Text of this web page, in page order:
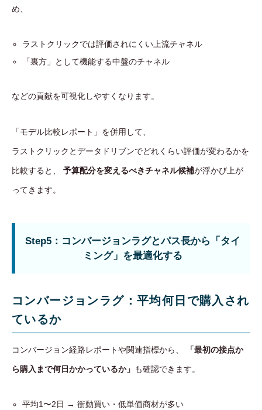
め、
ラストクリックでは評価されにくい上流チャネル
「裏方」として機能する中盤のチャネル
などの貢献を可視化しやすくなります。
「モデル比較レポート」を併用して、
ラストクリックとデータドリブンでどれくらい評価が変わるかを
比較すると、 予算配分を変えるべきチャネル候補が浮かび上が
ってきます。
Step5：コンバージョンラグとパス長から「タイ
ミング」を最適化する
コンバージョンラグ：平均何日で購入され
ているか
コンバージョン経路レポートや関連指標から、 「最初の接点か
ら購入まで何日かかっているか」 も確認できます。
平均1〜2日 → 衝動買い・低単価商材が多い